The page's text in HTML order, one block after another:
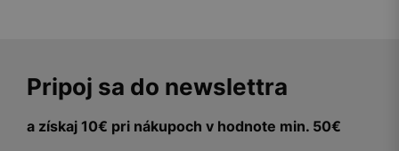
Pripoj sa do newslettra
a získaj 10€ pri nákupoch v hodnote min. 50€